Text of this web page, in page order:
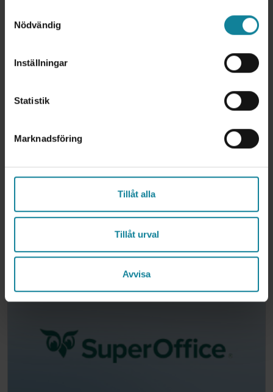
Nödvändig
Inställningar
Statistik
Marknadsföring
Tillåt alla
Tillåt urval
Avvisa
Integrera easyCRM med Dstny-telefonväxeln för
click-to-call och automatisk samtalsloggning. All
kundkommunikation samlad på ett ställe.
easyCRM